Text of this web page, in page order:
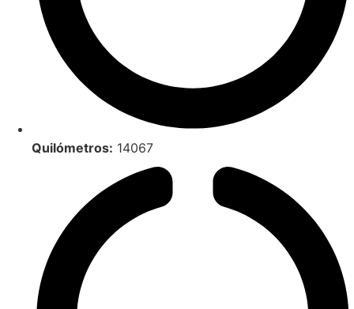
Quilómetros: 14067